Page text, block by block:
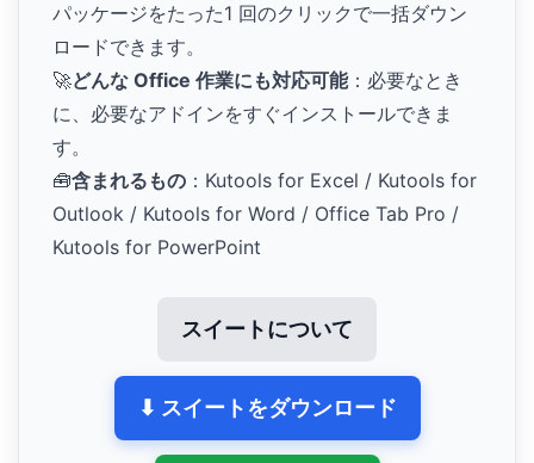
パッケージをたった1 回のクリックで一括ダウン
ロードできます。
🚀どんな Office 作業にも対応可能：必要なとき
に、必要なアドインをすぐインストールできま
す。
🧰含まれるもの ：Kutools for Excel / Kutools for
Outlook / Kutools for Word / Office Tab Pro /
Kutools for PowerPoint
スイートについて
⬇ スイートをダウンロード